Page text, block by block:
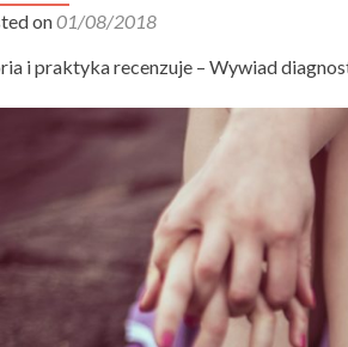
on01/08/2018
i praktyka recenzuje – Wywiad